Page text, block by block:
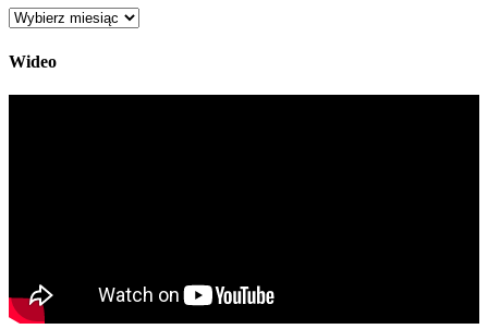
Archiwum
Wideo